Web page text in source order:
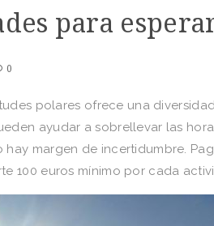
para
0
polares ofrece una
ayudar a sobrellevar las
hay margen de incertidumbre.
100 euros mínimo por cada